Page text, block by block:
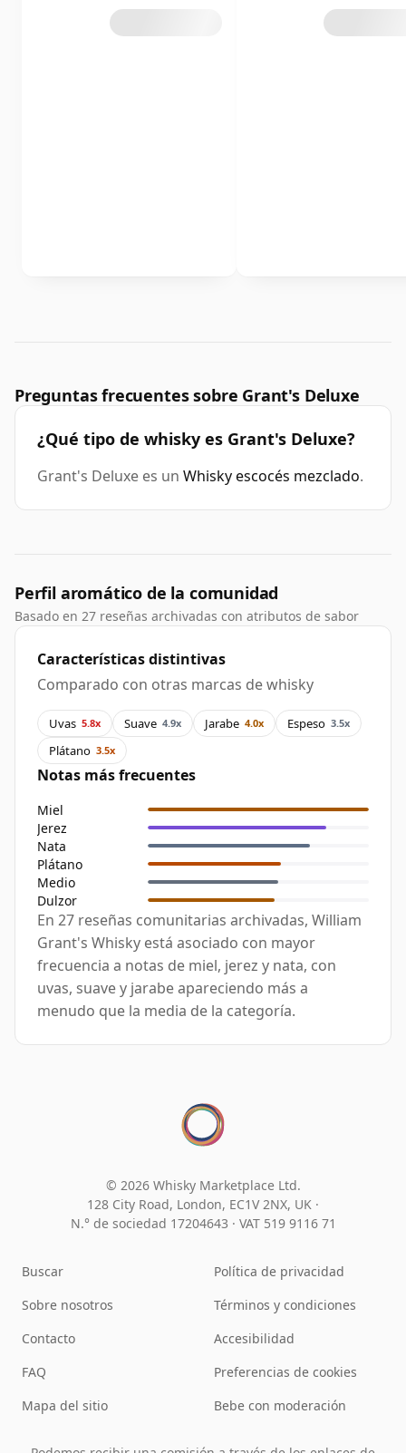
Preguntas frecuentes sobre Grant's Deluxe
¿Qué tipo de whisky es Grant's Deluxe?
Grant's Deluxe es un Whisky escocés mezclado.
Perfil aromático de la comunidad
Basado en 27 reseñas archivadas con atributos de sabor
Características distintivas
Comparado con otras marcas de whisky
Uvas 5.8x Suave 4.9x Jarabe 4.0x Espeso 3.5x
Plátano 3.5x
Notas más frecuentes
Miel
Jerez
Nata
Plátano
Medio
Dulzor
En 27 reseñas comunitarias archivadas, William
Grant's Whisky está asociado con mayor
frecuencia a notas de miel, jerez y nata, con
uvas, suave y jarabe apareciendo más a
menudo que la media de la categoría.
© 2026 Whisky Marketplace Ltd.
128 City Road, London, EC1V 2NX, UK ·
N.° de sociedad 17204643 · VAT 519 9116 71
Buscar
Sobre nosotros
Contacto
FAQ
Mapa del sitio
Política de privacidad
Términos y condiciones
Accesibilidad
Preferencias de cookies
Bebe con moderación